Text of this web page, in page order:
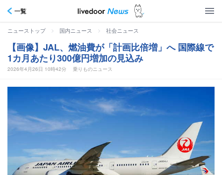
一覧
ニューストップ > 国内ニュース > 社会ニュース
【画像】JAL、燃油費が「計画比倍増」へ 国際線で
1カ月あたり300億円増加の見込み
2026年4月26日 10時42分 乗りものニュース